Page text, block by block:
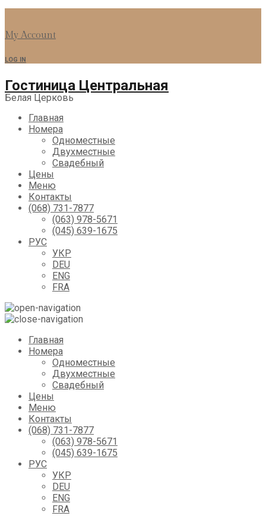
My Account
LOG IN
Гостиница Центральная
Белая Церковь
Главная
Номера
Одноместные
Двухместные
Свадебный
Цены
Меню
Контакты
(068) 731-7877
(063) 978-5671
(045) 639-1675
РУС
УКР
DEU
ENG
FRA
Главная
Номера
Одноместные
Двухместные
Свадебный
Цены
Меню
Контакты
(068) 731-7877
(063) 978-5671
(045) 639-1675
РУС
УКР
DEU
ENG
FRA